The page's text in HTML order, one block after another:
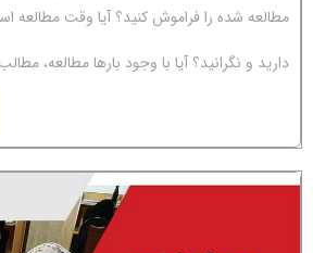
مطالعه شده را فراموش کنید؟ آیا وقت مطالعه
دارید و نگرانید؟ آیا با وجود بارها مطالعه،
می‌شوند؟ اگر جواب‌تان مثبت است، باید